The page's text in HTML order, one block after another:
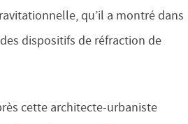
qu’il a montré dans
dispositifs de réfraction de
cette architecte-urbaniste